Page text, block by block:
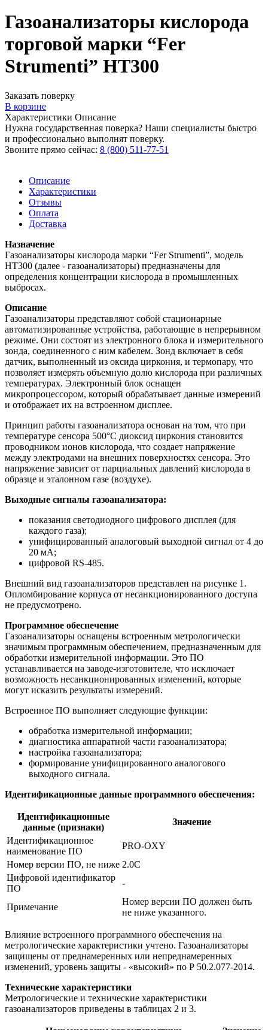
Газоанализаторы кислорода
торговой марки “Fer
Strumenti” НT300
Заказать поверку
В корзине
Характеристики Описание
Нужна государственная поверка? Наши специалисты быстро
и профессионально выполнят поверку.
Звоните прямо сейчас: 8 (800) 511-77-51
Описание
Характеристики
Отзывы
Оплата
Доставка
Назначение
Газоанализаторы кислорода марки “Fer Strumenti”, модель
НТ300 (далее - газоанализаторы) предназначены для
определения концентрации кислорода в промышленных
выбросах.
Описание
Газоанализаторы представляют собой стационарные
автоматизированные устройства, работающие в непрерывном
режиме. Они состоят из электронного блока и измерительного
зонда, соединенного с ним кабелем. Зонд включает в себя
датчик, выполненный из оксида циркония, и термопару, что
позволяет измерять объемную долю кислорода при различных
температурах. Электронный блок оснащен
микропроцессором, который обрабатывает данные измерений
и отображает их на встроенном дисплее.
Принцип работы газоанализатора основан на том, что при
температуре сенсора 500°C диоксид циркония становится
проводником ионов кислорода, что создает напряжение
между электродами на внешних поверхностях сенсора. Это
напряжение зависит от парциальных давлений кислорода в
образце и эталонном газе (воздухе).
Выходные сигналы газоанализатора:
показания светодиодного цифрового дисплея (для
каждого газа);
унифицированный аналоговый выходной сигнал от 4 до
20 мА;
цифровой RS-485.
Внешний вид газоанализаторов представлен на рисунке 1.
Опломбирование корпуса от несанкционированного доступа
не предусмотрено.
Программное обеспечение
Газоанализаторы оснащены встроенным метрологически
значимым программным обеспечением, предназначенным для
обработки измерительной информации. Это ПО
устанавливается на заводе-изготовителе, что исключает
возможность несанкционированных изменений, которые
могут исказить результаты измерений.
Встроенное ПО выполняет следующие функции:
обработка измерительной информации;
диагностика аппаратной части газоанализатора;
настройка газоанализатора;
формирование унифицированного аналогового
выходного сигнала.
Идентификационные данные программного обеспечения:
Идентификационные
данные (признаки)
Значение
Идентификационное
наименование ПО
PRO-OXY
Номер версии ПО, не ниже 2.0C
Цифровой идентификатор
ПО
-
Примечание
Номер версии ПО должен быть
не ниже указанного.
Влияние встроенного программного обеспечения на
метрологические характеристики учтено. Газоанализаторы
защищены от преднамеренных или непреднамеренных
изменений, уровень защиты - «высокий» по Р 50.2.077-2014.
Технические характеристики
Метрологические и технические характеристики
газоанализаторов приведены в таблицах 2 и 3.